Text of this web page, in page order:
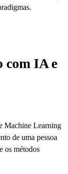
com IA e
Machine Learning
de uma pessoa
os métodos